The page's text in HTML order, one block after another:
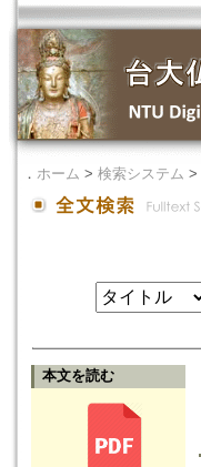
． ホーム > 検索システム >
本文を読む